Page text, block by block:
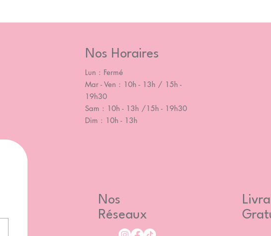
Nos Horaires
Lun : Fermé
Mar - Ven : 10h - 13h / 15h -
19h30
Sam : 10h - 13h /15h - 19h30
Dim : 10h - 13h
Nos
Réseaux